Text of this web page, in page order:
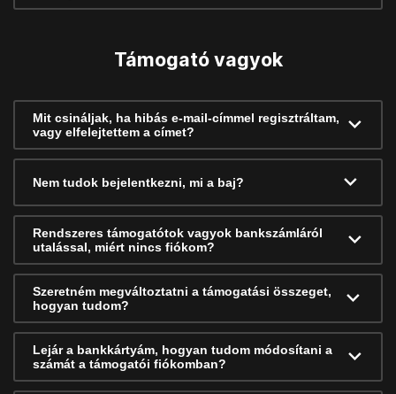
Támogató vagyok
Mit csináljak, ha hibás e-mail-címmel regisztráltam,
vagy elfelejtettem a címet?
Nem tudok bejelentkezni, mi a baj?
Rendszeres támogatótok vagyok bankszámláról
utalással, miért nincs fiókom?
Szeretném megváltoztatni a támogatási összeget,
hogyan tudom?
Lejár a bankkártyám, hogyan tudom módosítani a
számát a támogatói fiókomban?